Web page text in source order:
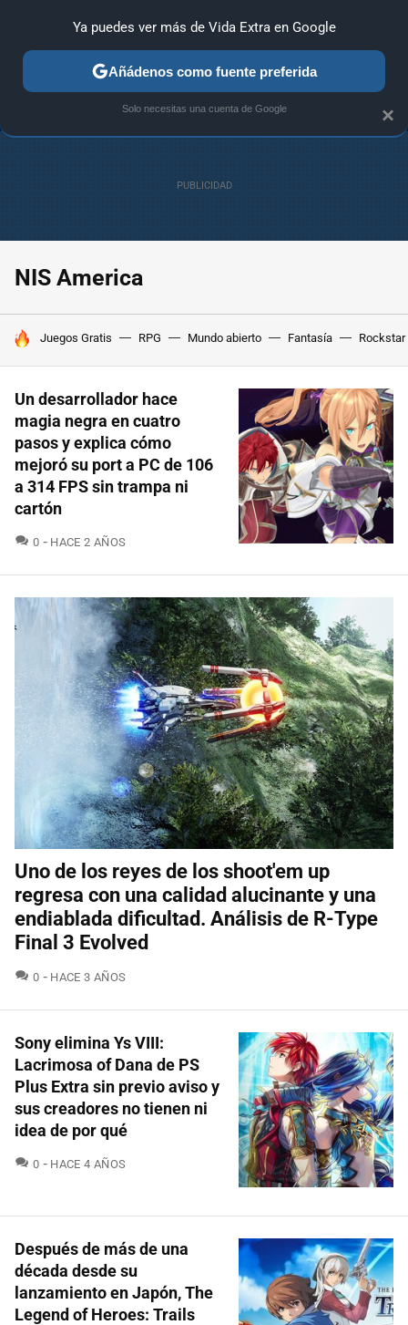
ANÁLISIS GUÍAS Y TRUCOS PC SONY NINTENDO
NIS America
HOY SE HABLA DE
Juegos Gratis RPG Mundo abierto Fantasía Rockstar
Un desarrollador hace
magia negra en cuatro
pasos y explica cómo
mejoró su port a PC de 106
a 314 FPS sin trampa ni
cartón
0 COMENTARIOS
HACE 2 AÑOS
Uno de los reyes de los shoot'em up
regresa con una calidad alucinante y una
endiablada dificultad. Análisis de R-Type
Final 3 Evolved
0 COMENTARIOS
HACE 3 AÑOS
Sony elimina Ys VIII:
Lacrimosa of Dana de PS
Plus Extra sin previo aviso y
sus creadores no tienen ni
idea de por qué
0 COMENTARIOS
HACE 4 AÑOS
Después de más de una
década desde su
lanzamiento en Japón, The
Legend of Heroes: Trails
×
Ya puedes ver más de Vida Extra en Google
Añádenos como fuente preferida
Solo necesitas una cuenta de Google